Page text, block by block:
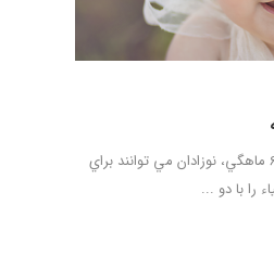
رشد کودک شش ماهه در 6 ماهگي، نوزادان مي توانند براي
را با دو ...